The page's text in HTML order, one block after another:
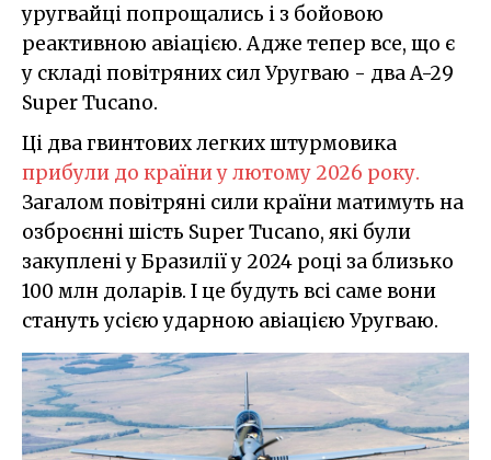
уругвайці попрощались і з бойовою
реактивною авіацією. Адже тепер все, що є
у складі повітряних сил Уругваю - два A-29
Super Tucano.
Ці два гвинтових легких штурмовика
прибули до країни у лютому 2026 року.
Загалом повітряні сили країни матимуть на
озброєнні шість Super Tucano, які були
закуплені у Бразилії у 2024 році за близько
100 млн доларів. І це будуть всі саме вони
стануть усією ударною авіацією Уругваю.